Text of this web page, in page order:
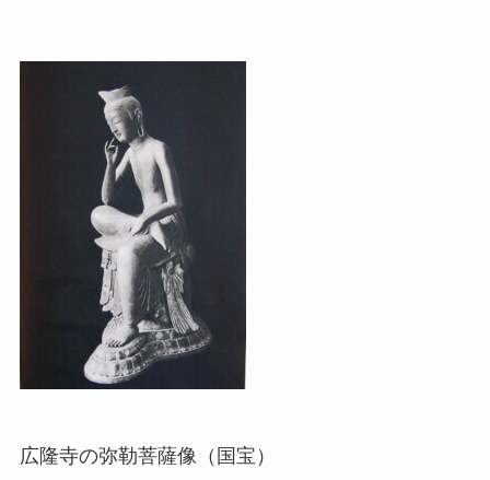
広隆寺の弥勒菩薩像（国宝）